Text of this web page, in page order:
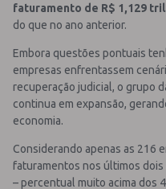
faturamento de R$ 1,129
do que no ano anterior.
Embora questões pontuais
empresas enfrentassem
recuperação judicial, o grupo
continua em expansão,
economia.
Considerando apenas as 216
faturamentos nos últimos dois
– percentual muito acima dos